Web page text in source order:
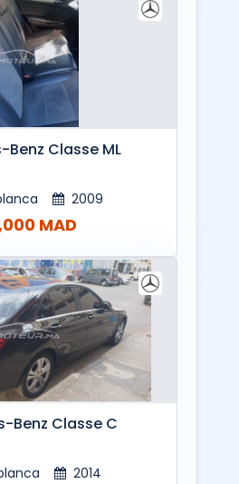
Benz Classe ML
2009
MAD
Benz Classe C
2014